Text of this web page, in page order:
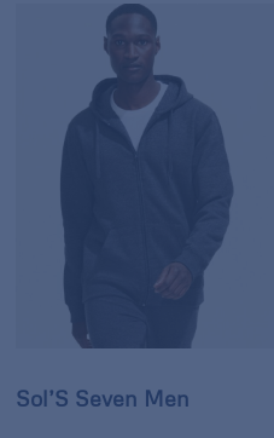
Sol’S Seven Men